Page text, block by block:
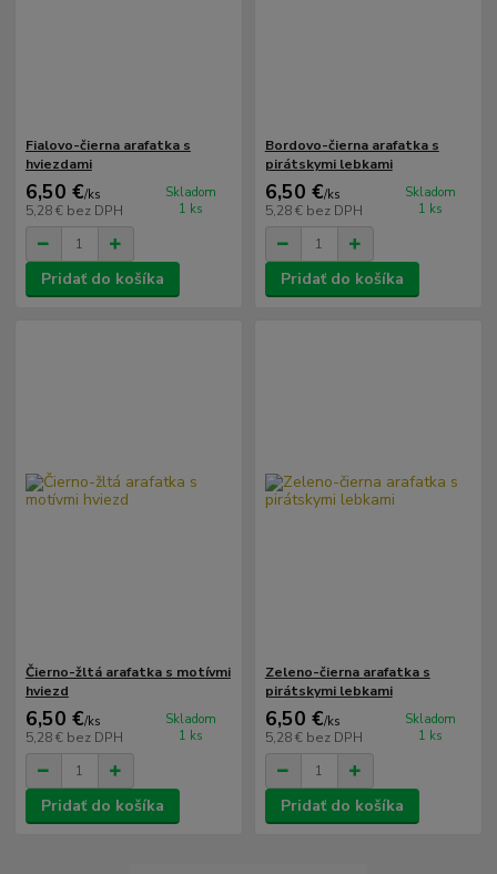
Fialovo-čierna arafatka s
hviezdami
6,50 €/ks
5,28 € bez DPH
Skladom
1 ks
Pridať do košíka
Bordovo-čierna arafatka s
pirátskymi lebkami
6,50 €/ks
5,28 € bez DPH
Skladom
1 ks
Pridať do košíka
Čierno-žltá arafatka s motívmi
hviezd
6,50 €/ks
5,28 € bez DPH
Skladom
1 ks
Pridať do košíka
Zeleno-čierna arafatka s
pirátskymi lebkami
6,50 €/ks
5,28 € bez DPH
Skladom
1 ks
Pridať do košíka